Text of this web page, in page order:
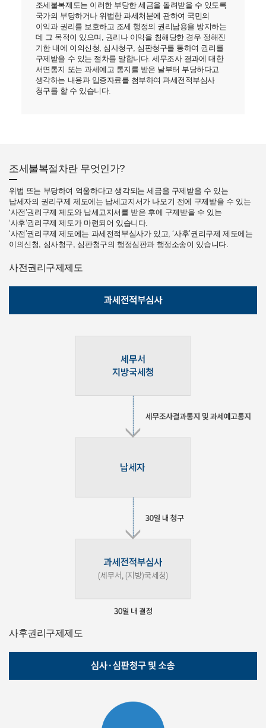
조세불복제도는 이러한 부당한 세금을 돌려받을 수 있도록
국가의 부당하거나 위법한 과세처분에 관하여 국민의
이익과 권리를 보호하고 조세 행정의 권리남용을 방지하는
데 그 목적이 있으며, 권리나 이익을 침해당한 경우 정해진
기한 내에 이의신청, 심사청구, 심판청구를 통하여 권리를
구제받을 수 있는 절차를 말합니다. 세무조사 결과에 대한
서면통지 또는 과세예고 통지를 받은 날부터 부당하다고
생각하는 내용과 입증자료를 첨부하여 과세전적부심사
청구를 할 수 있습니다.
조세불복절차란 무엇인가?
위법 또는 부당하여 억울하다고 생각되는 세금을 구제받을 수 있는
납세자의 권리구제 제도에는 납세고지서가 나오기 전에 구제받을 수 있는
‘사전’권리구제 제도와 납세고지서를 받은 후에 구제받을 수 있는
‘사후’권리구제 제도가 마련되어 있습니다.
‘사전’권리구제 제도에는 과세전적부심사가 있고, ‘사후’권리구제 제도에는
이의신청, 심사청구, 심판청구의 행정심판과 행정소송이 있습니다.
사전권리구제제도
사후권리구제제도